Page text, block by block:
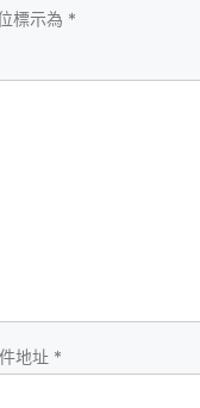
標示為 *
地址 *